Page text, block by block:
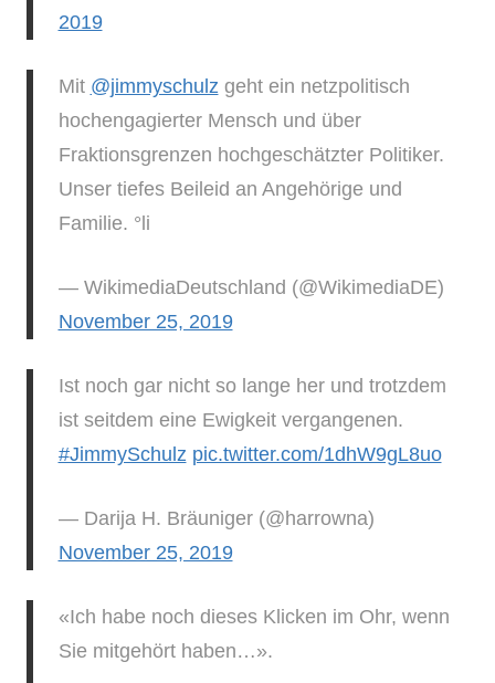
2019
Mit @jimmyschulz geht ein netzpolitisch
hochengagierter Mensch und über
Fraktionsgrenzen hochgeschätzter Politiker.
Unser tiefes Beileid an Angehörige und
Familie. °li
— WikimediaDeutschland (@WikimediaDE)
November 25, 2019
Ist noch gar nicht so lange her und trotzdem
ist seitdem eine Ewigkeit vergangenen.
#JimmySchulz pic.twitter.com/1dhW9gL8uo
— Darija H. Bräuniger (@harrowna)
November 25, 2019
«Ich habe noch dieses Klicken im Ohr, wenn
Sie mitgehört haben…».